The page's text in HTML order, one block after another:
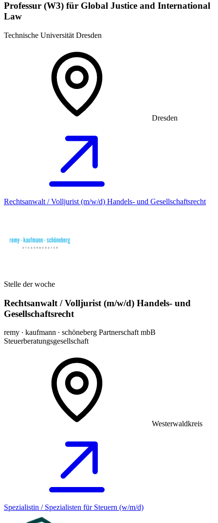
Professur (W3) für Global Justice and International
Law
Technische Universität Dresden
Dresden
Rechtsanwalt / Volljurist (m/w/d) Handels- und Gesellschaftsrecht
Stelle der woche
Rechtsanwalt / Volljurist (m/w/d) Handels- und
Gesellschaftsrecht
remy ∙ kaufmann ∙ schöneberg Partnerschaft mbB
Steuerberatungsgesellschaft
Westerwaldkreis
Spezialistin / Spezialisten für Steuern (w/m/d)